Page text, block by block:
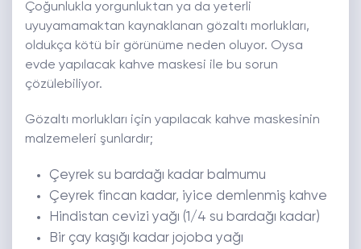
Çoğunlukla yorgunluktan ya da yeterli
uyuyamamaktan kaynaklanan gözaltı morlukları,
oldukça kötü bir görünüme neden oluyor. Oysa
evde yapılacak kahve maskesi ile bu sorun
çözülebiliyor.
Gözaltı morlukları için yapılacak kahve maskesinin
malzemeleri şunlardır;
Çeyrek su bardağı kadar balmumu
Çeyrek fincan kadar, iyice demlenmiş kahve
Hindistan cevizi yağı (1/4 su bardağı kadar)
Bir çay kaşığı kadar jojoba yağı